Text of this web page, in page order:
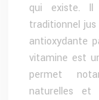
qui existe.
traditionnel
antioxydante
vitamine est
permet
naturelles